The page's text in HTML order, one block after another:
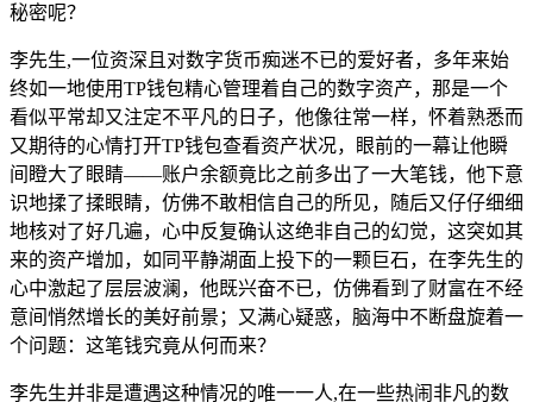
秘密呢？
李先生,一位资深且对数字货币痴迷不已的爱好者，多年来始
终如一地使用TP钱包精心管理着自己的数字资产，那是一个
看似平常却又注定不平凡的日子，他像往常一样，怀着熟悉而
又期待的心情打开TP钱包查看资产状况，眼前的一幕让他瞬
间瞪大了眼睛——账户余额竟比之前多出了一大笔钱，他下意
识地揉了揉眼睛，仿佛不敢相信自己的所见，随后又仔仔细细
地核对了好几遍，心中反复确认这绝非自己的幻觉，这突如其
来的资产增加，如同平静湖面上投下的一颗巨石，在李先生的
心中激起了层层波澜，他既兴奋不已，仿佛看到了财富在不经
意间悄然增长的美好前景；又满心疑惑，脑海中不断盘旋着一
个问题：这笔钱究竟从何而来？
李先生并非是遭遇这种情况的唯一一人,在一些热闹非凡的数